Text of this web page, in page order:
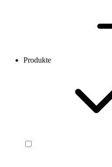
Produkte